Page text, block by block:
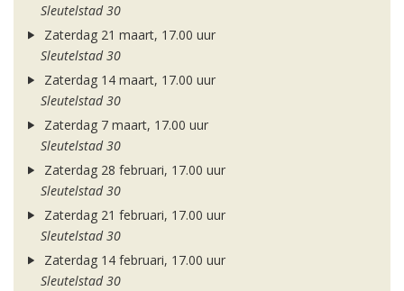
Sleutelstad 30
Zaterdag 21 maart, 17.00 uur
Sleutelstad 30
Zaterdag 14 maart, 17.00 uur
Sleutelstad 30
Zaterdag 7 maart, 17.00 uur
Sleutelstad 30
Zaterdag 28 februari, 17.00 uur
Sleutelstad 30
Zaterdag 21 februari, 17.00 uur
Sleutelstad 30
Zaterdag 14 februari, 17.00 uur
Sleutelstad 30